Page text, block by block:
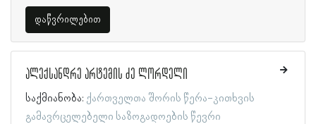
დაწვრილებით
ალექსანდრე არტემის ძე ლორდელი
საქმიანობა: ქართველთა შორის წერა-კითხვის
გამავრცელებელი საზოგადოების წევრი